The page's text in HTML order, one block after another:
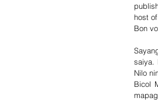
host
Bon
saiya.
Nilo
Bicol